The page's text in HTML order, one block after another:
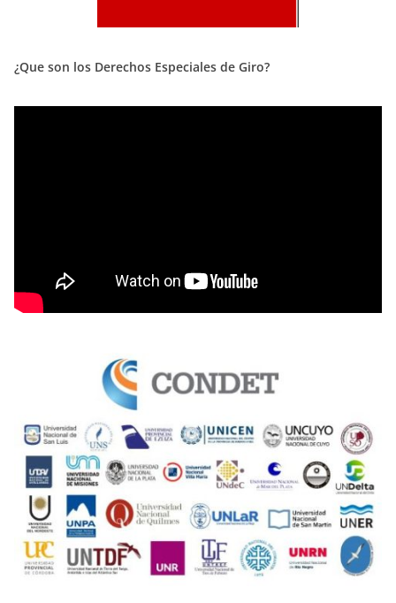
¿Que son los Derechos Especiales de Giro?